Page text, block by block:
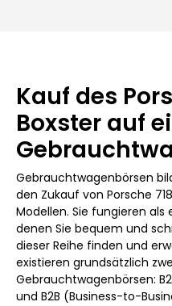
Kauf des
Boxster auf
Gebrauchtwagenbörsen
den Zukauf von Porsche
Modellen. Sie fungieren
denen Sie bequem und
dieser Reihe finden und
existieren grundsätzlich
Gebrauchtwagenbörsen:
und B2B (Business-to-